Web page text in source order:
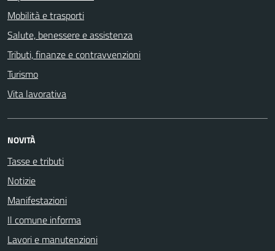
Mobilità e trasporti
Salute, benessere e assistenza
Tributi, finanze e contravvenzioni
Turismo
Vita lavorativa
NOVITÀ
Tasse e tributi
Notizie
Manifestazioni
Il comune informa
Lavori e manutenzioni